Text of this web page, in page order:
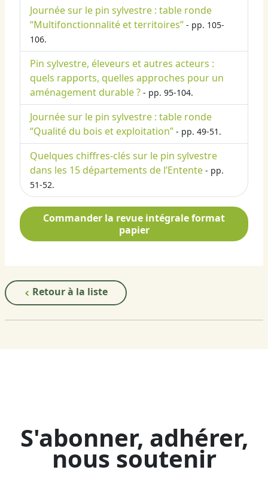
Journée sur le pin sylvestre : table ronde
“Multifonctionnalité et territoires” - pp. 105-
106.
Pin sylvestre, éleveurs et autres acteurs :
quels rapports, quelles approches pour un
aménagement durable ? - pp. 95-104.
Journée sur le pin sylvestre : table ronde
“Qualité du bois et exploitation” - pp. 49-51.
Quelques chiffres-clés sur le pin sylvestre
dans les 15 départements de l’Entente - pp.
51-52.
Commander la revue intégrale format
papier
Retour à la liste
S'abonner, adhérer,
nous soutenir